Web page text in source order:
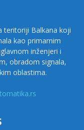
teritoriji Balkana koji
kao primarnim
inženjeri i
obradom signala,
oblastima.